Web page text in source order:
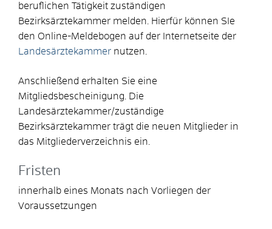
beruflichen Tätigkeit zuständigen
Bezirksärztekammer melden. Hierfür können SIe
den Online-Meldebogen auf der Internetseite der
Landesärztekammer nutzen.
Anschließend erhalten Sie eine
Mitgliedsbescheinigung. Die
Landesärztekammer/zuständige
Bezirksärztekammer trägt die neuen Mitglieder in
das Mitgliederverzeichnis ein.
Fristen
innerhalb eines Monats nach Vorliegen der
Voraussetzungen